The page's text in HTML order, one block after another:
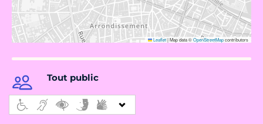
Leaflet|Map data ©OpenStreetMapcontributors
Tout public